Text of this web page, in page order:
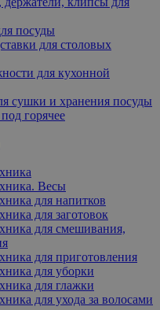
посуды
для столовых
для кухонной
сушки и хранения посуды
горячее
Весы
для напитков
для заготовок
для смешивания,
для приготовления
для уборки
для глажки
для ухода за волосами